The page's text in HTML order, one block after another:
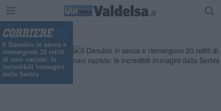
Il Danubio in secca e
riemergono 20 relitti
di navi naziste: le
incredibili immagini
dalla Serbia